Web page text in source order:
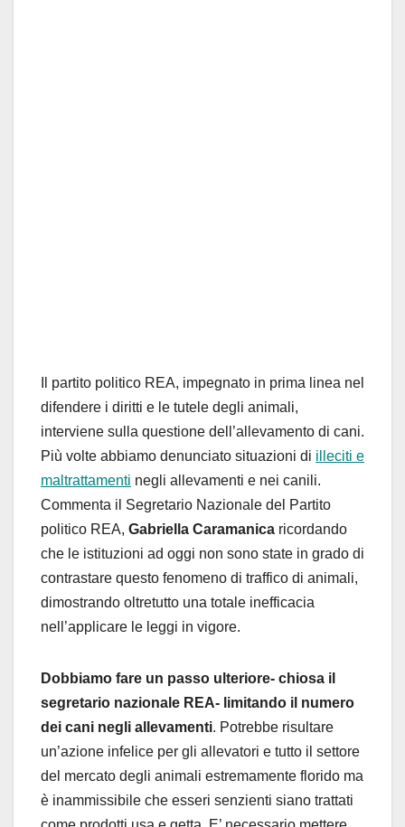
Il partito politico REA, impegnato in prima linea nel
difendere i diritti e le tutele degli animali,
interviene sulla questione dell’allevamento di cani.
Più volte abbiamo denunciato situazioni di illeciti e
maltrattamenti negli allevamenti e nei canili.
Commenta il Segretario Nazionale del Partito
politico REA, Gabriella Caramanica ricordando
che le istituzioni ad oggi non sono state in grado di
contrastare questo fenomeno di traffico di animali,
dimostrando oltretutto una totale inefficacia
nell’applicare le leggi in vigore.
Dobbiamo fare un passo ulteriore- chiosa il
segretario nazionale REA- limitando il numero
dei cani negli allevamenti. Potrebbe risultare
un’azione infelice per gli allevatori e tutto il settore
del mercato degli animali estremamente florido ma
è inammissibile che esseri senzienti siano trattati